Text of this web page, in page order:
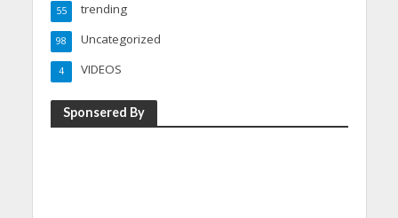
trending
55
Uncategorized
98
VIDEOS
4
Sponsered By